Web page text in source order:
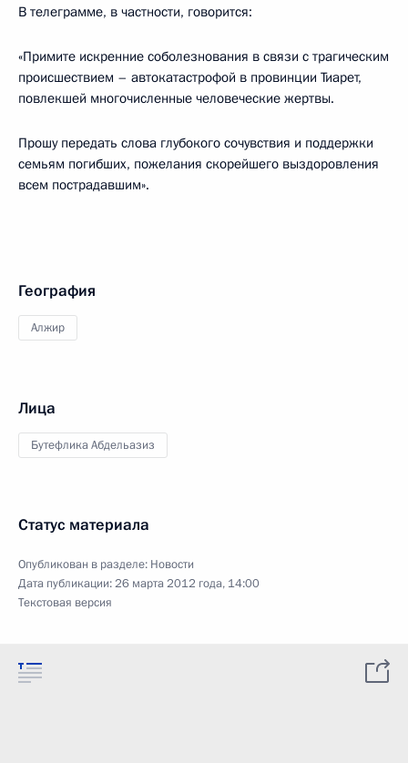
В телеграмме, в частности, говорится:
«Примите искренние соболезнования в связи с трагическим
происшествием – автокатастрофой в провинции Тиарет,
повлекшей многочисленные человеческие жертвы.
Прошу передать слова глубокого сочувствия и поддержки
семьям погибших, пожелания скорейшего выздоровления
всем пострадавшим».
География
Алжир
Лица
Бутефлика Абдельазиз
Статус материала
Опубликован в разделе: Новости
Дата публикации:26 марта 2012 года, 14:00
Текстовая версия